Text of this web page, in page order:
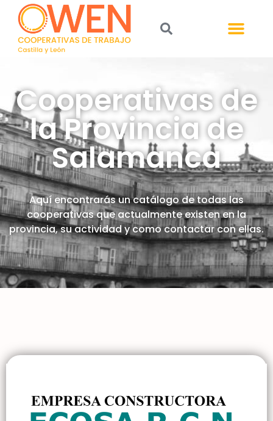
Cooperativas de
la Provincia de
Salamanca
Aquí encontrarás un catálogo de todas las
cooperativas que actualmente existen en la
provincia, su actividad y como contactar con ellas.